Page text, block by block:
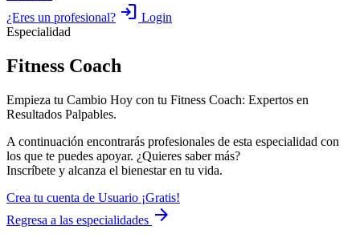
¿Eres un profesional? login Login
Especialidad
Fitness Coach
Empieza tu Cambio Hoy con tu Fitness Coach: Expertos en
Resultados Palpables.
A continuación encontrarás profesionales de esta especialidad con
los que te puedes apoyar. ¿Quieres saber más?
Inscríbete y alcanza el bienestar en tu vida.
Crea tu cuenta de Usuario ¡Gratis!
Regresa a las especialidades arrow_forward